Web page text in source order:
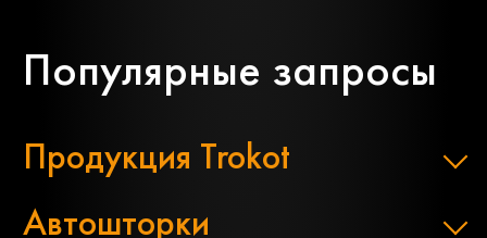
Популярные запросы
Продукция Trokot
Автошторки